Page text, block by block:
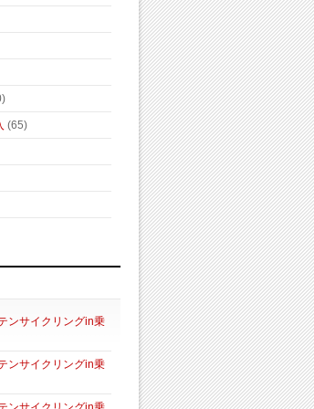
(65)
ンサイクリングin乗
ンサイクリングin乗